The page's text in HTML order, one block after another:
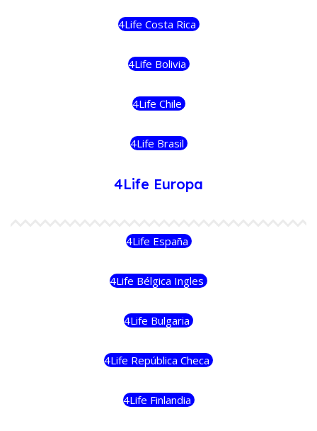
4Life Costa Rica
4Life Bolivia
4Life Chile
4Life Brasil
4Life Europa
4Life España
4Life Bélgica Ingles
4Life Bulgaria
4Life República Checa
4Life Finlandia